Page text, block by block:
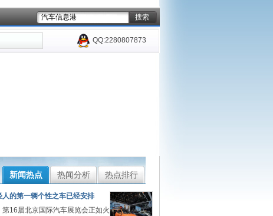
QQ:2280807873
新闻热点 热闻分析 热点排行
人的第一辆个性之车已经安排
届北京国际汽车展览会正如火